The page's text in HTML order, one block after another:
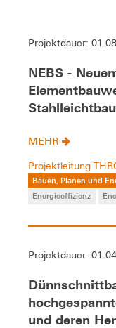
Projektdauer:
NEBS -
MEHR
Projektleitung
Bauen, Planen und
Energieeffizienz
Projektdauer:
und deren